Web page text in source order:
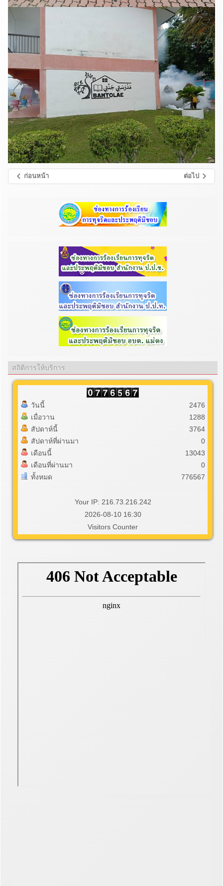
ก่อนหน้า ต่อไป
สถิติการให้บริการ
วันนี้
เมื่อวาน
สัปดาห์นี้
สัปดาห์ที่ผ่านมา
เดือนนี้
เดือนที่ผ่านมา
ทั้งหมด
2476
1288
3764
0
13043
0
776567
Your IP: 216.73.216.242
2026-08-10 16:30
Visitors Counter